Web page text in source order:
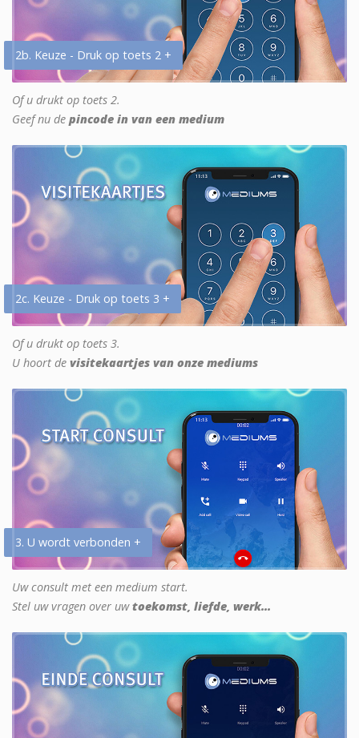
2b. Keuze - Druk op toets 2 +
Of u drukt op toets 2.
Geef nu de pincode in van een medium
2c. Keuze - Druk op toets 3 +
Of u drukt op toets 3.
U hoort de visitekaartjes van onze mediums
3. U wordt verbonden +
Uw consult met een medium start.
Stel uw vragen over uwtoekomst, liefde, werk...